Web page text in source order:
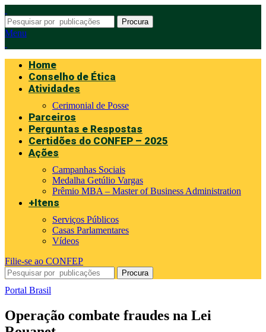
Procura
Menu
Home
Conselho de Ética
Atividades
Cerimonial de Posse
Parceiros
Perguntas e Respostas
Certidões do CONFEP – 2025
Ações
Campanhas Sociais
Medalha Getúlio Vargas
Prêmio MBA – Master of Business Administration
+Itens
Serviços Públicos
Casas Parlamentares
Vídeos
Filie-se ao CONFEP
Procura
Portal Brasil
Operação combate fraudes na Lei